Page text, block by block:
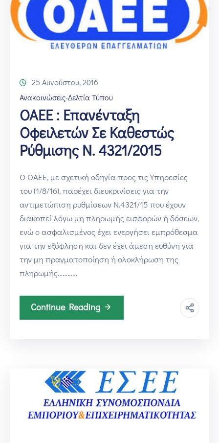
25 Αυγούστου, 2016
Ανακοινώσεις-Δελτία Τύπου
ΟΑΕΕ : Επανένταξη
Οφειλετών Σε Καθεστώς
Ρύθμισης Ν. 4321/2015
Ο ΟΑΕΕ, με σχετική οδηγία προς τις Υπηρεσίες
του (1/8/16), παρέχει διευκρινίσεις για την
αντιμετώπιση ρυθμίσεων Ν.4321/15 που έχουν
διακοπεί λόγω μη πληρωμής εισφορών ή δόσεων,
ενώ ο ασφαλισμένος έχει ενεργήσει εμπρόθεσμα
για την εξόφληση και δεν έχει άμεση ευθύνη για
την μη πραγματοποίηση ή ολοκλήρωση της
πληρωμής…………
Continue Reading